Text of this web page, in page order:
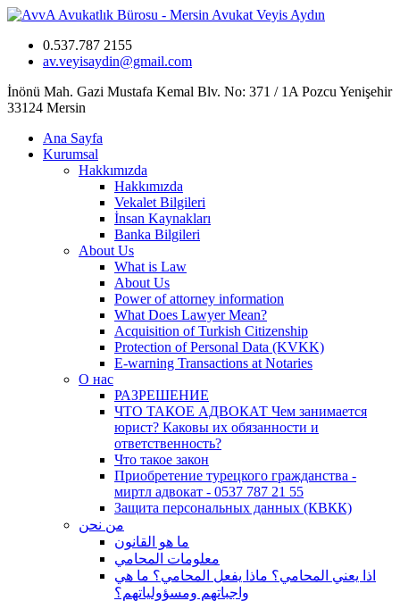
0.537.787 2155
av.veyisaydin@gmail.com
İnönü Mah. Gazi Mustafa Kemal Blv. No: 371 / 1A Pozcu Yenişehir
33124 Mersin
Ana Sayfa
Kurumsal
Hakkımızda
Hakkımızda
Vekalet Bilgileri
İnsan Kaynakları
Banka Bilgileri
About Us
What is Law
About Us
Power of attorney information
What Does Lawyer Mean?
Acquisition of Turkish Citizenship
Protection of Personal Data (KVKK)
E-warning Transactions at Notaries
О нас
РАЗРЕШЕНИЕ
ЧТО ТАКОЕ АДВОКАТ Чем занимается
юрист? Каковы их обязанности и
ответственность?
Что такое закон
Приобретение турецкого гражданства -
миртл адвокат - 0537 787 21 55
Защита персональных данных (КВКК)
من نحن
ما هو القانون
معلومات المحامي
اذا يعني المحامي؟ ماذا يفعل المحامي؟ ما هي
واجباتهم ومسؤولياتهم؟